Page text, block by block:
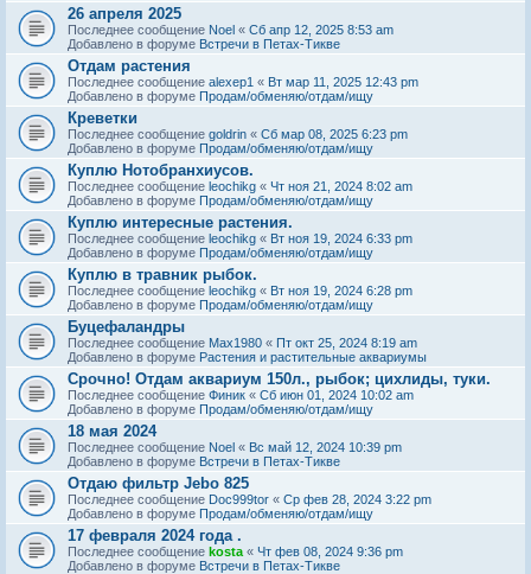
26 апреля 2025
Последнее сообщение Noel « Сб апр 12, 2025 8:53 am
Добавлено в форуме Встречи в Петах-Тикве
Отдам растения
Последнее сообщение alexep1 « Вт мар 11, 2025 12:43 pm
Добавлено в форуме Продам/обменяю/отдам/ищу
Креветки
Последнее сообщение goldrin « Сб мар 08, 2025 6:23 pm
Добавлено в форуме Продам/обменяю/отдам/ищу
Куплю Нотобранхиусов.
Последнее сообщение leochikg « Чт ноя 21, 2024 8:02 am
Добавлено в форуме Продам/обменяю/отдам/ищу
Куплю интересные растения.
Последнее сообщение leochikg « Вт ноя 19, 2024 6:33 pm
Добавлено в форуме Продам/обменяю/отдам/ищу
Куплю в травник рыбок.
Последнее сообщение leochikg « Вт ноя 19, 2024 6:28 pm
Добавлено в форуме Продам/обменяю/отдам/ищу
Буцефаландры
Последнее сообщение Max1980 « Пт окт 25, 2024 8:19 am
Добавлено в форуме Растения и растительные аквариумы
Срочно! Отдам аквариум 150л., рыбок; цихлиды, туки.
Последнее сообщение Финик « Сб июн 01, 2024 10:02 am
Добавлено в форуме Продам/обменяю/отдам/ищу
18 мая 2024
Последнее сообщение Noel « Вс май 12, 2024 10:39 pm
Добавлено в форуме Встречи в Петах-Тикве
Отдаю фильтр Jebo 825
Последнее сообщение Doc999tor « Ср фев 28, 2024 3:22 pm
Добавлено в форуме Продам/обменяю/отдам/ищу
17 февраля 2024 года .
Последнее сообщение kosta « Чт фев 08, 2024 9:36 pm
Добавлено в форуме Встречи в Петах-Тикве